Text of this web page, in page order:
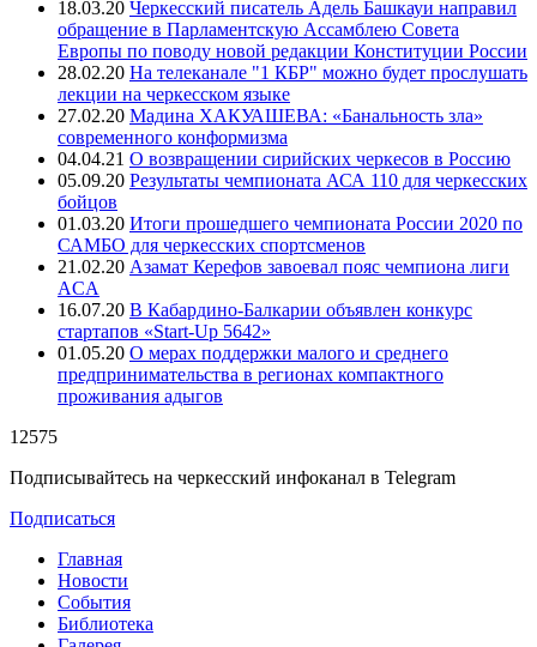
18.03.20 Черкесский писатель Адель Башкауи направил
обращение в Парламентскую Ассамблею Совета
Европы по поводу новой редакции Конституции России
28.02.20 На телеканале "1 КБР" можно будет прослушать
лекции на черкесском языке
27.02.20 Мадина ХАКУАШЕВА: «Банальность зла»
современного конформизма
04.04.21 О возвращении сирийских черкесов в Россию
05.09.20 Результаты чемпионата АСА 110 для черкесских
бойцов
01.03.20 Итоги прошедшего чемпионата России 2020 по
САМБО для черкесских спортсменов
21.02.20 Азамат Керефов завоевал пояс чемпиона лиги
ACA
16.07.20 В Кабардино-Балкарии объявлен конкурс
стартапов «Start-Up 5642»
01.05.20 О мерах поддержки малого и среднего
предпринимательства в регионах компактного
проживания адыгов
12575
Подписывайтесь на черкесский инфоканал в Telegram
Подписаться
Главная
Новости
События
Библиотека